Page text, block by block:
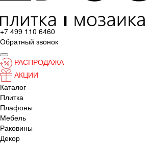
+7 499 110 6460
Обратный звонок
РАСПРОДАЖА
АКЦИИ
Каталог
Плитка
Плафоны
Мебель
Раковины
Декор